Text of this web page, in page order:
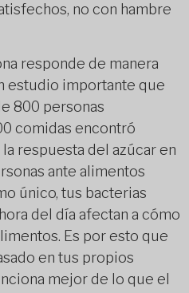
no con hambre
responde de manera
estudio importante que
800 personas
comidas encontró
respuesta del azúcar en
ante alimentos
único, tus bacterias
del día afectan a cómo
Es por esto que
en tus propios
mejor de lo que el